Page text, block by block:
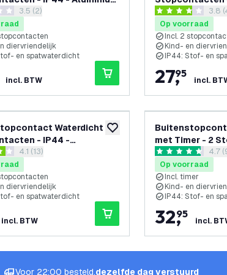
voor Buiten
reviews drawer openen
3.5 (2)
diervriendelijk
en spatwaterdicht
incl. BTW
Stopcontact
3.8 score sterren3.8
Op voorraad
Incl. 2
Kind- en
IP44: Stof- en
27,
95
incl.
toevoegen aan verlanglijst
Waterdicht - 2
- IP44 -
voor Buiten
reviews drawer openen
4.1 (13)
diervriendelijk
en spatwaterdicht
incl. BTW
met Timer - 2
IP44 -
voor Buiten
4.7 score sterren4.7
Op voorraad
Incl. timer
Kind- en
IP44: Stof- en
32,
95
incl.
Voor 22:00 besteld,dezelfde dag verstuurd